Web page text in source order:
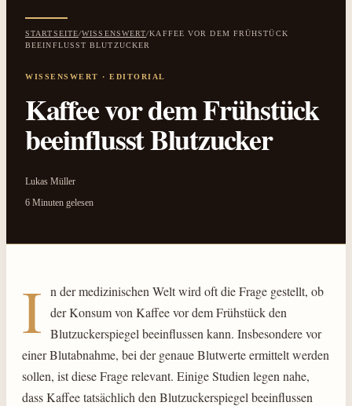
STARTSEITE/WISSENSWERT/KAFFEE VOR DEM FRÜHSTÜCK
BEEINFLUSST BLUTZUCKER
Kaffee vor dem Frühstück
beeinflusst Blutzucker
Lukas Müller
6 Minuten gelesen
I n der medizinischen Welt wird oft die Frage gestellt, ob
der Konsum von Kaffee vor dem Frühstück den
Blutzuckerspiegel beeinflussen kann. Insbesondere vor
einer Blutabnahme, bei der genaue Blutwerte ermittelt werden
sollen, ist diese Frage relevant. Einige Studien legen nahe,
dass Kaffee tatsächlich den Blutzuckerspiegel beeinflussen